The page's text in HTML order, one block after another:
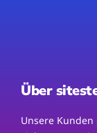
Über
Unsere